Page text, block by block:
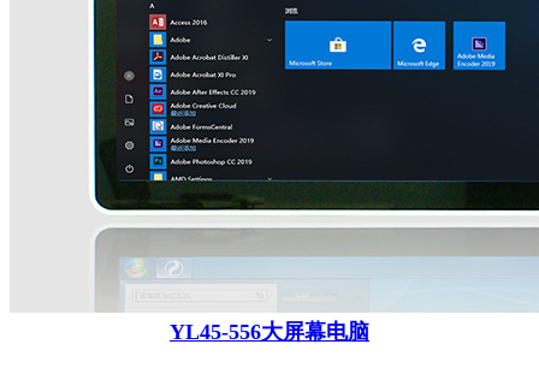
YL45-556大屏幕电脑